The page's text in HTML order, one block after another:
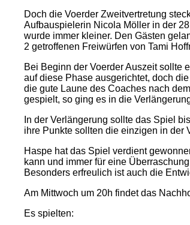
Doch die Voerder Zweitvertretung
Aufbauspielerin Nicola Möller in der
wurde immer kleiner. Den Gästen
2 getroffenen Freiwürfen von Tami
Bei Beginn der Voerder Auszeit sollte
auf diese Phase ausgerichtet, doch
die gute Laune des Coaches nach
gespielt, so ging es in die
In der Verlängerung sollte das Spiel
ihre Punkte sollten die einzigen in der
Haspe hat das Spiel verdient
kann und immer für eine
Besonders erfreulich ist auch die
Am Mittwoch um 20h findet das
Es spielten: